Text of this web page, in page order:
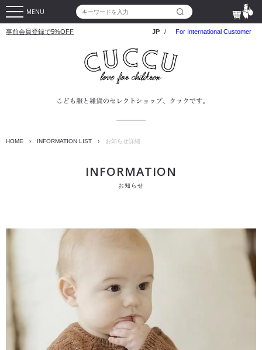
MENU
事前会員登録で5%OFF JP / For International Customer
HOME › INFORMATION LIST › お知らせ詳細
INFORMATION
お知らせ